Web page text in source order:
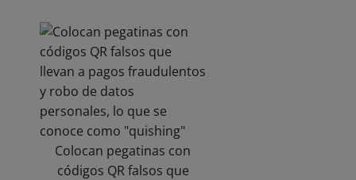
Colocan pegatinas con
códigos QR falsos que